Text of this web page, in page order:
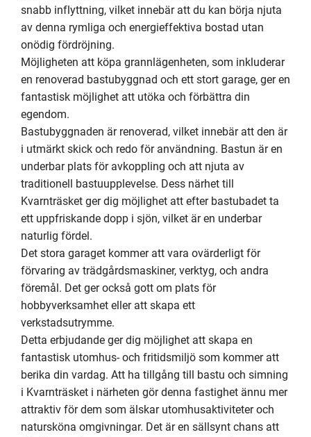
snabb inflyttning, vilket innebär att du kan börja njuta
av denna rymliga och energieffektiva bostad utan
onödig fördröjning.
Möjligheten att köpa grannlägenheten, som inkluderar
en renoverad bastubyggnad och ett stort garage, ger en
fantastisk möjlighet att utöka och förbättra din
egendom.
Bastubyggnaden är renoverad, vilket innebär att den är
i utmärkt skick och redo för användning. Bastun är en
underbar plats för avkoppling och att njuta av
traditionell bastuupplevelse. Dess närhet till
Kvarnträsket ger dig möjlighet att efter bastubadet ta
ett uppfriskande dopp i sjön, vilket är en underbar
naturlig fördel.
Det stora garaget kommer att vara ovärderligt för
förvaring av trädgårdsmaskiner, verktyg, och andra
föremål. Det ger också gott om plats för
hobbyverksamhet eller att skapa ett
verkstadsutrymme.
Detta erbjudande ger dig möjlighet att skapa en
fantastisk utomhus- och fritidsmiljö som kommer att
berika din vardag. Att ha tillgång till bastu och simning
i Kvarnträsket i närheten gör denna fastighet ännu mer
attraktiv för dem som älskar utomhusaktiviteter och
natursköna omgivningar. Det är en sällsynt chans att